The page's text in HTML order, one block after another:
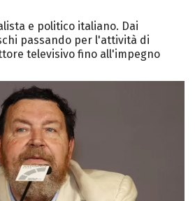
e politico italiano. Dai
passando per l'attività di
televisivo fino all'impegno